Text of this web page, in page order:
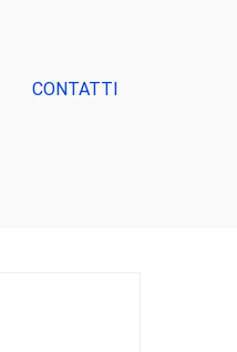
CONTATTI